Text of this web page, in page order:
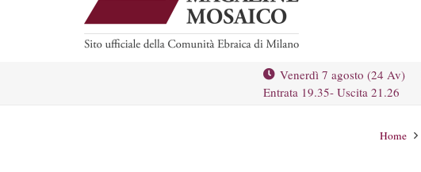
Venerdì 7 agosto (24 Av)
Entrata 19.35- Uscita 21.26
Home